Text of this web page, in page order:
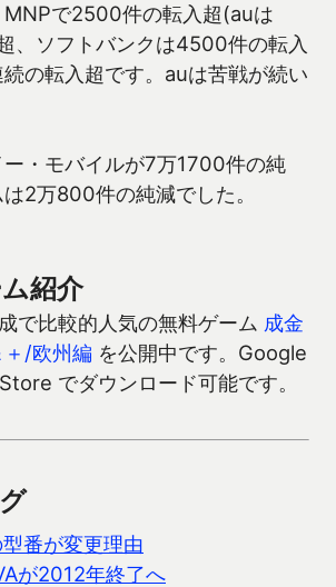
MNPで2500件の転入超(auは
、ソフトバンクは4500件の転入
の転入超です。auは苦戦が続い
・モバイルが7万1700件の純
2万800件の純減でした。
紹介
で比較的人気の無料ゲーム 成金
/欧州編 を公開中です。Google
でダウンロード可能です。
番が変更理由
が2012年終了へ